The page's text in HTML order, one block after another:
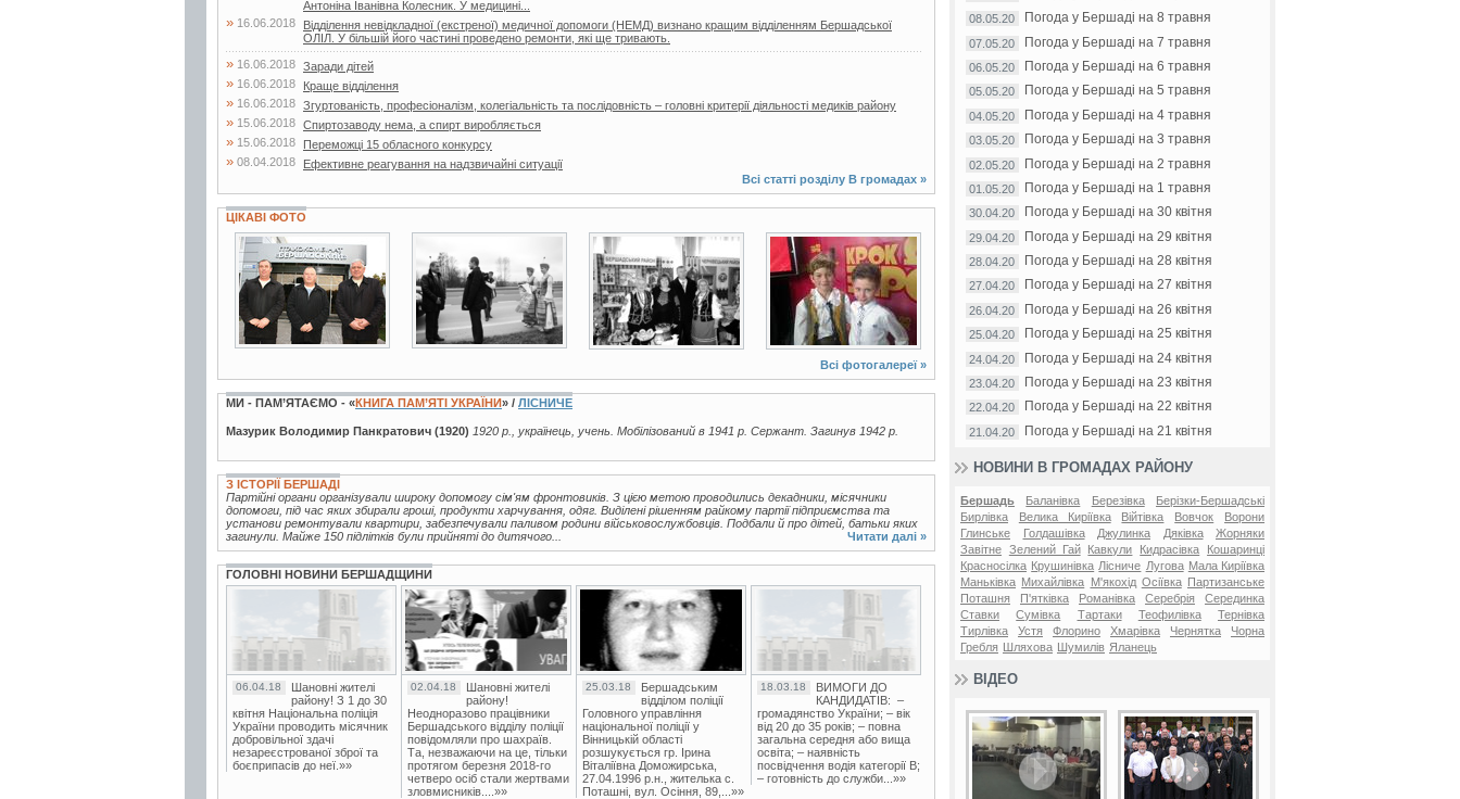
Антоніна Іванівна Колесник. У медицині...
» 16.06.2018
Відділення невідкладної (екстреної) медичної допомоги (НЕМД) визнано кращим відділенням Бершадської
ОЛІЛ. У більшій його частині проведено ремонти, які ще тривають.
» 16.06.2018 Заради дітей
» 16.06.2018 Краще відділення
» 16.06.2018 Згуртованість, професіоналізм, колегіальність та послідовність – головні критерії діяльності медиків району
» 15.06.2018 Спиртозаводу нема, а спирт виробляється
» 15.06.2018 Переможці 15 обласного конкурсу
» 08.04.2018
Ефективне реагування на надзвичайні ситуації
Всі статті розділу В громадах »
ЦІКАВІ ФОТО
3 фото 2 фото 10 фото
Всі фотогалереї »
МИ - ПАМ’ЯТАЄМО - «КНИГА ПАМ’ЯТІ УКРАЇНИ» / ЛІСНИЧЕ
Мазурик Володимир Панкратович (1920) 1920 р., українець, учень. Мобілізований в 1941 р. Сержант. Загинув 1942 р.
З ІСТОРІЇ БЕРШАДІ
Партійні органи організували широку допомогу сім'ям фронтовиків. З цією метою проводились декадники, місячники
допомоги, під час яких збирали гроші, продукти харчування, одяг. Виділені рішенням райкому партії підприємства та
установи ремонтували квартири, забезпечували паливом родини військовослужбовців. Подбали й про дітей, батьки яких
загинули. Майже 150 підлітків були прийняті до дитячого...
Читати далі »
ГОЛОВНІ НОВИНИ БЕРШАДЩИНИ
06.04.18
Шановні жителі
району! З 1 до 30
квітня Національна поліція
України проводить місячник
добровільної здачі
незареєстрованої зброї та
боєприпасів до неї.»»
02.04.18
Шановні жителі
району!
Неодноразово працівники
Бершадського відділу поліції
повідомляли про шахраїв.
Та, незважаючи на це, тільки
протягом березня 2018-го
четверо осіб стали жертвами
зловмисників....»»
25.03.18
Бершадським
відділом поліції
Головного управління
національної поліції у
Вінницькій області
розшукується гр. Ірина
Віталіївна Доможирська,
27.04.1996 р.н., жителька с.
Поташні, вул. Осіння, 89,...»»
18.03.18
ВИМОГИ ДО
КАНДИДАТІВ: –
громадянство України; – вік
від 20 до 35 років; – повна
загальна середня або вища
освіта; – наявність
посвідчення водія категорії В;
– готовність до служби...»»
08.05.20 Погода у Бершаді на 8 травня
07.05.20 Погода у Бершаді на 7 травня
06.05.20 Погода у Бершаді на 6 травня
05.05.20 Погода у Бершаді на 5 травня
04.05.20 Погода у Бершаді на 4 травня
03.05.20 Погода у Бершаді на 3 травня
02.05.20 Погода у Бершаді на 2 травня
01.05.20 Погода у Бершаді на 1 травня
30.04.20 Погода у Бершаді на 30 квітня
29.04.20 Погода у Бершаді на 29 квітня
28.04.20 Погода у Бершаді на 28 квітня
27.04.20 Погода у Бершаді на 27 квітня
26.04.20 Погода у Бершаді на 26 квітня
25.04.20 Погода у Бершаді на 25 квітня
24.04.20 Погода у Бершаді на 24 квітня
23.04.20 Погода у Бершаді на 23 квітня
22.04.20 Погода у Бершаді на 22 квітня
21.04.20 Погода у Бершаді на 21 квітня
НОВИНИ В ГРОМАДАХ РАЙОНУ
Бершадь Баланівка Березівка
Берізки-Бершадські
Бирлівка
Велика Киріївка Війтівка Вовчок
Ворони
Глинське
Голдашівка Джулинка Дяківка
Жорняки
Завітне Зелений Гай Кавкули Кидрасівка
Кошаринці
Красносілка Крушинівка Лісниче Лугова Мала Киріївка
Маньківка Михайлівка М'якохід Осіївка
Партизанське
Поташня
П'ятківка Романівка Серебрія
Серединка
Ставки
Сумівка Тартаки Теофилівка
Тернівка
Тирлівка
Устя Флорино Хмарівка Чернятка
Чорна
Гребля
Шляхова Шумилів Яланець
ВІДЕО